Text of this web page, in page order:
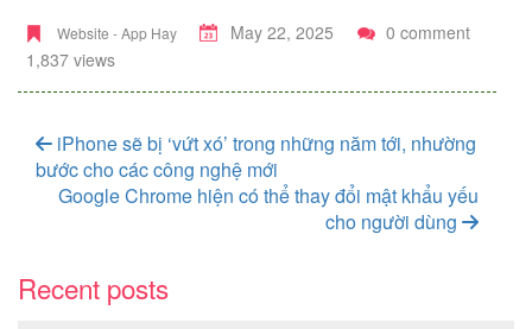
Website - App Hay May 22, 2025
0 comment
1,837 views
iPhone sẽ bị ‘vứt xó’ trong những năm tới, nhường
bước cho các công nghệ mới
Google Chrome hiện có thể thay đổi mật khẩu yếu
cho người dùng
Recent posts